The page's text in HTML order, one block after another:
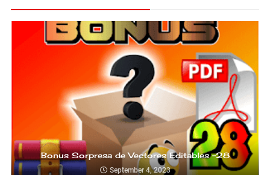
Bonus Sorpresa de Vectores Editables -28
September 4, 2023